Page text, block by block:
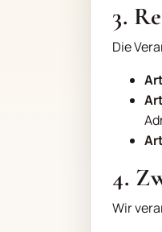
3.
Die
4.
Wir